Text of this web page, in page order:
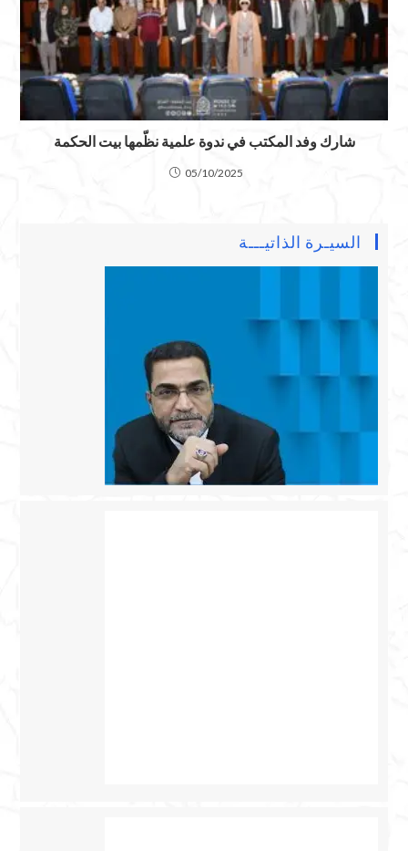
شارك وفد المكتب في ندوة علمية نظّمها بيت الحكمة
05/10/2025
السيـرة الذاتيـــة